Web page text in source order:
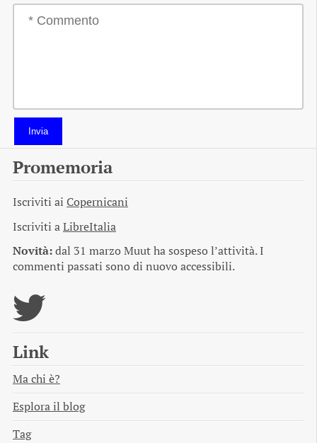
Invia
Promemoria
Iscriviti ai Copernicani
Iscriviti aLibreItalia
Novità:dal 31 marzo Muut ha sospeso l’attività. I
commenti passati sono di nuovo accessibili.
Link
Ma chi è?
Esplora il blog
Tag